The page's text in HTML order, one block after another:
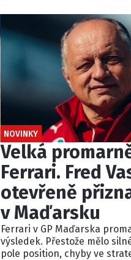
NOVINKY
Velká
Ferrari. Fred
otevřeně
v Maďarsku
Ferrari v GP Maďarska
výsledek. Přestože mělo
pole position, chyby ve